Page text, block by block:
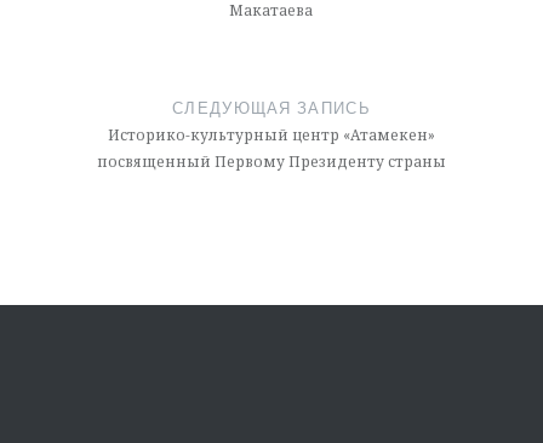
Макатаева
СЛЕДУЮЩАЯ ЗАПИСЬ
Историко-культурный центр «Атамекен»
посвященный Первому Президенту страны